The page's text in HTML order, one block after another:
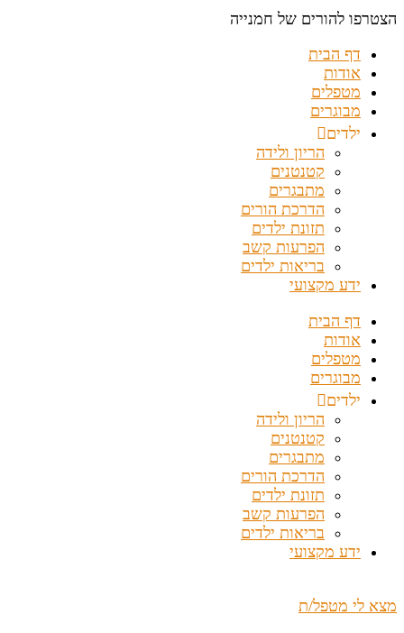
הצטרפו להורים של חמנייה
דף הבית
אודות
מטפלים
מבוגרים
ילדים
הריון ולידה
קטנטנים
מתבגרים
הדרכת הורים
תזונת ילדים
הפרעות קשב
בריאות ילדים
ידע מקצועי
דף הבית
אודות
מטפלים
מבוגרים
ילדים
הריון ולידה
קטנטנים
מתבגרים
הדרכת הורים
תזונת ילדים
הפרעות קשב
בריאות ילדים
ידע מקצועי
מצא לי מטפל/ת